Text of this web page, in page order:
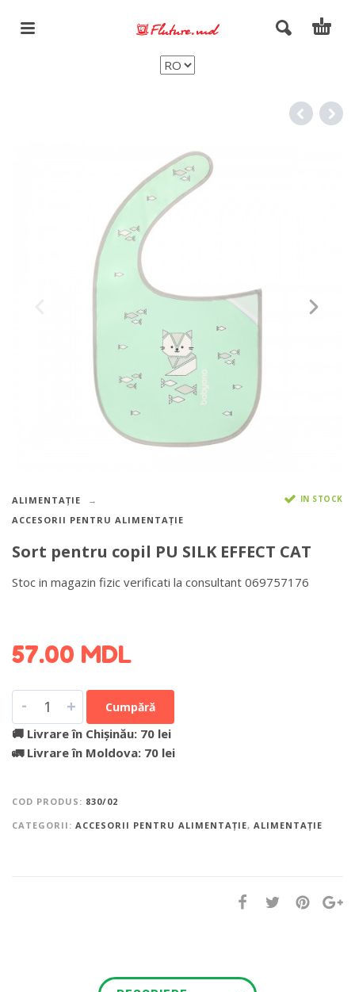
ALIMENTAȚIE
ACCESORII PENTRU ALIMENTAȚIE
IN STOCK
Sort pentru copil PU SILK EFFECT CAT
Stoc in magazin fizic verificati la consultant 069757176
57.00 MDL
- + Cumpără
🚚 Livrare în Chișinău: 70 lei
🚛 Livrare în Moldova: 70 lei
COD PRODUS: 830/02
CATEGORII: ACCESORII PENTRU ALIMENTAȚIE, ALIMENTAȚIE